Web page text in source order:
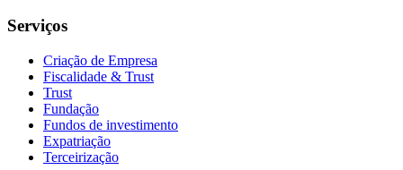
Serviços
Criação de Empresa
Fiscalidade & Trust
Trust
Fundação
Fundos de investimento
Expatriação
Terceirização